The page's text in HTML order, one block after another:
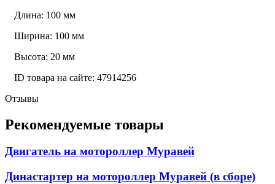
Длина: 100 мм
Ширина: 100 мм
Высота: 20 мм
ID товара на сайте: 47914256
Отзывы
Рекомендуемые товары
Двигатель на мотороллер Муравей
Династартер на мотороллер Муравей (в сборе)